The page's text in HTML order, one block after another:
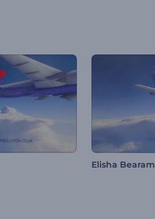
Elisha Bearam